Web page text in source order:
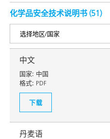
化学品安全技术说明书 (51)
中文
国家: 中国
格式: PDF
下载
丹麦语